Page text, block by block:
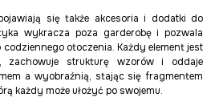
się także akcesoria i dodatki do
wykracza poza garderobę i pozwala
otoczenia. Każdy element jest
zachowuje strukturę wzorów i oddaje
a wyobraźnią, stając się fragmentem
każdy może ułożyć po swojemu.